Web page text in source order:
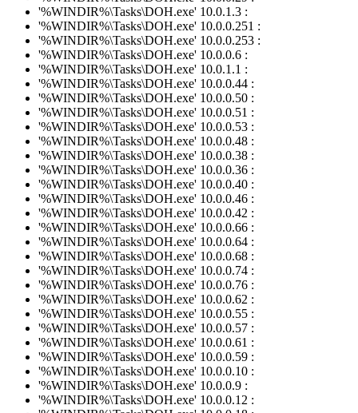
'%WINDIR%\Tasks\DOH.exe' 10.0.1.3 :
'%WINDIR%\Tasks\DOH.exe' 10.0.0.251 :
'%WINDIR%\Tasks\DOH.exe' 10.0.0.253 :
'%WINDIR%\Tasks\DOH.exe' 10.0.0.6 :
'%WINDIR%\Tasks\DOH.exe' 10.0.1.1 :
'%WINDIR%\Tasks\DOH.exe' 10.0.0.44 :
'%WINDIR%\Tasks\DOH.exe' 10.0.0.50 :
'%WINDIR%\Tasks\DOH.exe' 10.0.0.51 :
'%WINDIR%\Tasks\DOH.exe' 10.0.0.53 :
'%WINDIR%\Tasks\DOH.exe' 10.0.0.48 :
'%WINDIR%\Tasks\DOH.exe' 10.0.0.38 :
'%WINDIR%\Tasks\DOH.exe' 10.0.0.36 :
'%WINDIR%\Tasks\DOH.exe' 10.0.0.40 :
'%WINDIR%\Tasks\DOH.exe' 10.0.0.46 :
'%WINDIR%\Tasks\DOH.exe' 10.0.0.42 :
'%WINDIR%\Tasks\DOH.exe' 10.0.0.66 :
'%WINDIR%\Tasks\DOH.exe' 10.0.0.64 :
'%WINDIR%\Tasks\DOH.exe' 10.0.0.68 :
'%WINDIR%\Tasks\DOH.exe' 10.0.0.74 :
'%WINDIR%\Tasks\DOH.exe' 10.0.0.76 :
'%WINDIR%\Tasks\DOH.exe' 10.0.0.62 :
'%WINDIR%\Tasks\DOH.exe' 10.0.0.55 :
'%WINDIR%\Tasks\DOH.exe' 10.0.0.57 :
'%WINDIR%\Tasks\DOH.exe' 10.0.0.61 :
'%WINDIR%\Tasks\DOH.exe' 10.0.0.59 :
'%WINDIR%\Tasks\DOH.exe' 10.0.0.10 :
'%WINDIR%\Tasks\DOH.exe' 10.0.0.9 :
'%WINDIR%\Tasks\DOH.exe' 10.0.0.12 :